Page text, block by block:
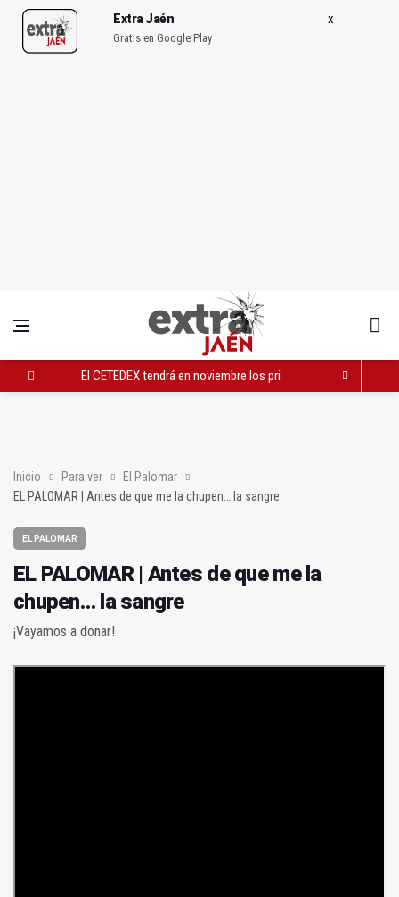
Extra Jaén
Gratis en Google Play
El CETEDEX tendrá en noviembre los primeros edificios
Inicio Para ver
El Palomar
EL PALOMAR | Antes de que me la chupen… la sangre
EL PALOMAR
EL PALOMAR | Antes de que me la
chupen… la sangre
¡Vayamos a donar!